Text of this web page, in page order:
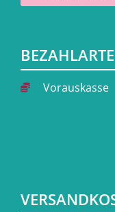
Vorauskasse